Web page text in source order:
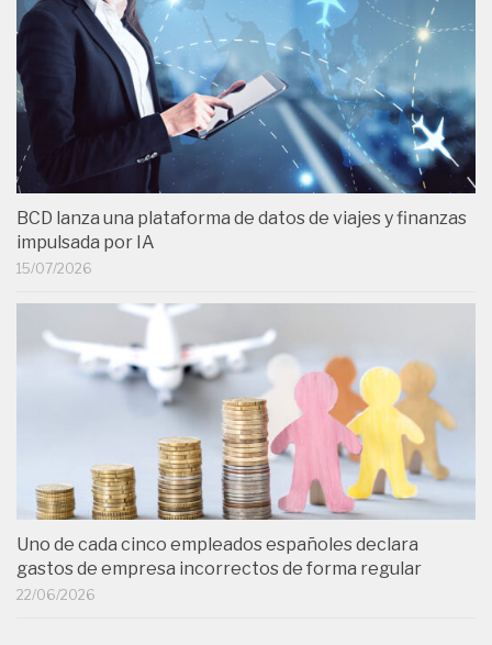
BCD lanza una plataforma de datos de viajes y finanzas
impulsada por IA
15/07/2026
Uno de cada cinco empleados españoles declara
gastos de empresa incorrectos de forma regular
22/06/2026